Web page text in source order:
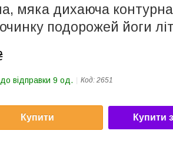
мяка дихаюча
подорожей йоги
відправки 9 од. Код: 2651
Купити Купити з